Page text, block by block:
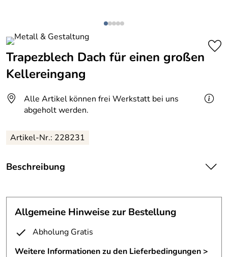
Trapezblech Dach für einen großen
Kellereingang
Alle Artikel können frei Werkstatt bei uns
abgeholt werden.
Artikel-Nr.: 228231
Beschreibung
Dieses Dach aus Trapezblech wird durch Lichtpaneele
aufgelockert.
Das Dach hat eine Breite von 8,35m x Höhe 2,25 x Tiefe
Allgemeine Hinweise zur Bestellung
Abholung Gratis
Weitere Informationen zu den Lieferbedingungen >